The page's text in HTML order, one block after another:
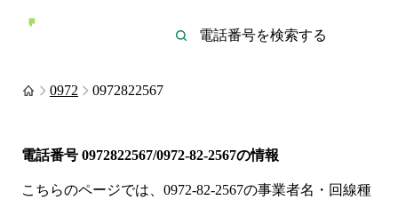
0972 0972822567
電話番号 0972822567/0972-82-2567の情報
こちらのページでは、 0972-82-2567の事業者名・回線種